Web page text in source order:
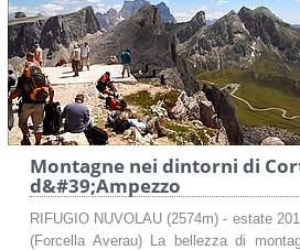
Montagne nei dintorni di
d&#39;Ampezzo
RIFUGIO NUVOLAU (2574m) - estate
(Forcella Averau) La bellezza di